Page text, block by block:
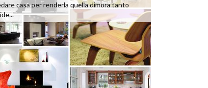
casa per renderla quella dimora tanto